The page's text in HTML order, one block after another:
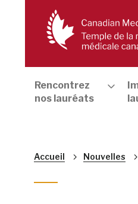
Rencontrez
nos lauréats
Fil
d'Ariane
Accueil Nouvelles